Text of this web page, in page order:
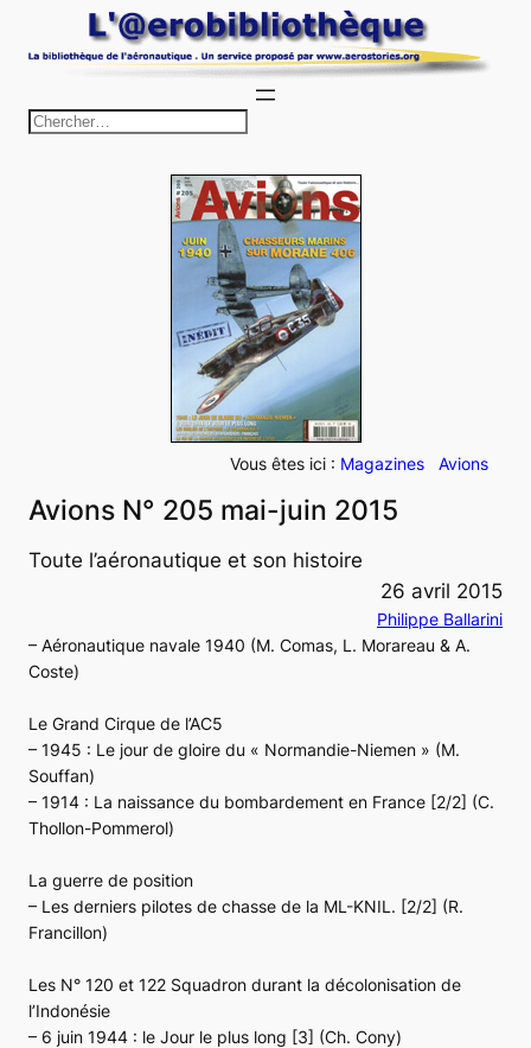
au
c
h
e
r
c
h
e
r
Vous êtes ici : Magazines Avions
Avions N° 205 mai-juin 2015
Toute l’aéronautique et son histoire
26 avril 2015
Philippe Ballarini
– Aéronautique navale 1940 (M. Comas, L. Morareau & A.
Coste)
Le Grand Cirque de l’AC5
– 1945 : Le jour de gloire du « Normandie-Niemen » (M.
Souffan)
– 1914 : La naissance du bombardement en France [2/2] (C.
Thollon-Pommerol)
La guerre de position
– Les derniers pilotes de chasse de la ML-KNIL. [2/2] (R.
Francillon)
Les N° 120 et 122 Squadron durant la décolonisation de
l’Indonésie
– 6 juin 1944 : le Jour le plus long [3] (Ch. Cony)